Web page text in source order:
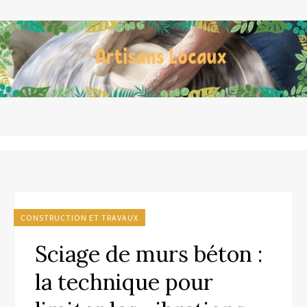
CONSTRUCTION ET TRAVAUX
Sciage de murs béton :
la technique pour